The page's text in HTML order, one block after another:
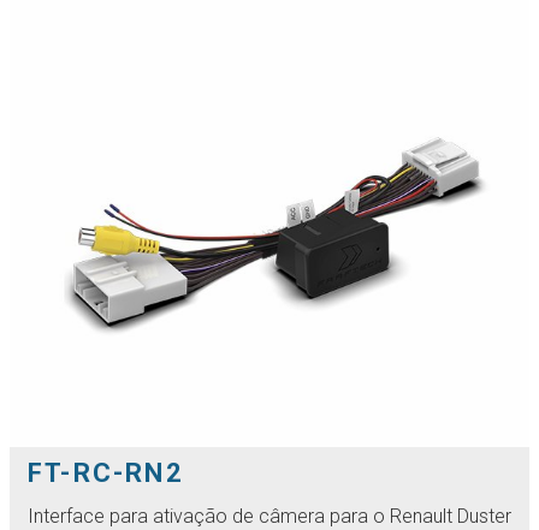
FT-RC-RN2
Interface para ativação de câmera para o Renault Duster